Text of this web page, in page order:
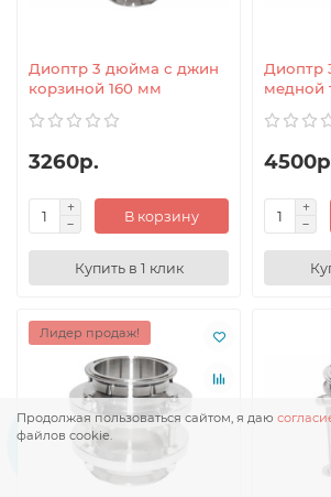
Диоптр 3 дюйма с джин
корзиной 160 мм
3260р.
В корзину
Купить в 1 клик
Диоптр
медной
Лидер продаж!
Продолжая пользоваться сайтом, я даю
файлов cookie.